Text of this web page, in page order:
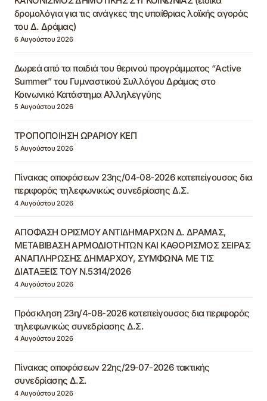
δρομολόγια για τις ανάγκες της υπαίθριας λαϊκής αγοράς
του Δ. Δράμας)
6 Αυγούστου 2026
Δωρεά από τα παιδιά του θερινού προγράμματος “Active
Summer” του Γυμναστικού Συλλόγου Δράμας στο
Κοινωνικό Κατάστημα Αλληλεγγύης
5 Αυγούστου 2026
ΤΡΟΠΟΠΟΙΗΣΗ ΩΡΑΡΙΟΥ ΚΕΠ
5 Αυγούστου 2026
Πίνακας αποφάσεων 23ης/04-08-2026 κατεπείγουσας δια
περιφοράς τηλεφωνικώς συνεδρίασης Δ.Σ.
4 Αυγούστου 2026
ΑΠΟΦΑΣΗ ΟΡΙΣΜΟΥ ΑΝΤΙΔΗΜΑΡΧΩΝ Δ. ΔΡΑΜΑΣ,
ΜΕΤΑΒΙΒΑΣΗ ΑΡΜΟΔΙΟΤΗΤΩΝ ΚΑΙ ΚΑΘΟΡΙΣΜΟΣ ΣΕΙΡΑΣ
ΑΝΑΠΛΗΡΩΣΗΣ ΔΗΜΑΡΧΟΥ, ΣΥΜΦΩΝΑ ΜΕ ΤΙΣ
ΔΙΑΤΑΞΕΙΣ ΤΟΥ Ν.5314/2026
4 Αυγούστου 2026
Πρόσκληση 23η/4-08-2026 κατεπείγουσας δια περιφοράς
τηλεφωνικώς συνεδρίασης Δ.Σ.
4 Αυγούστου 2026
Πίνακας αποφάσεων 22ης/29-07-2026 τακτικής
συνεδρίασης Δ.Σ.
4 Αυγούστου 2026